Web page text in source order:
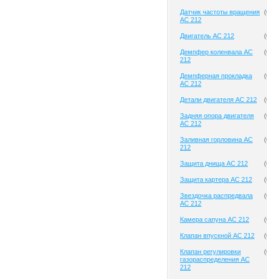
Датчик частоты вращения
AC 212
(
Двигатель AC 212 (
Демпфер коленвала AC
212
(
Демпферная прокладка
AC 212
(
Детали двигателя AC 212 (
Задняя опора двигателя
AC 212
(
Заливная горловина AC
212
(
Защита днища AC 212 (
Защита картера AC 212 (
Звездочка распредвала
AC 212
(
Камера сапуна AC 212 (
Клапан впускной AC 212 (
Клапан регулировки
газораспределения AC
212
(